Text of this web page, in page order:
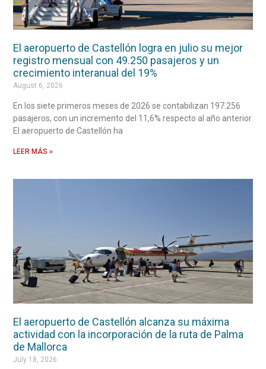
El aeropuerto de Castellón logra en julio su mejor
registro mensual con 49.250 pasajeros y un
crecimiento interanual del 19%
August 6, 2026
En los siete primeros meses de 2026 se contabilizan 197.256
pasajeros, con un incremento del 11,6% respecto al año anterior
El aeropuerto de Castellón ha
LEER MÁS »
El aeropuerto de Castellón alcanza su máxima
actividad con la incorporación de la ruta de Palma
de Mallorca
July 18, 2026